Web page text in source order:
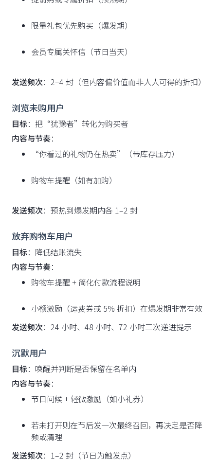
限量礼包优先购买（爆发期）
会员专属关怀信（节日当天）
发送频次：2–4 封（但内容偏价值而非人人可得的折扣）
浏览未购用户
目标：把“犹豫者”转化为购买者
内容与节奏：
“你看过的礼物仍在热卖”（带库存压力）
购物车提醒（如有加购）
发送频次：预热到爆发期内各 1–2 封
放弃购物车用户
目标：降低结账流失
内容与节奏：
购物车提醒 + 简化付款流程说明
小额激励（运费券或 5% 折扣）在爆发期非常有效
发送频次：24 小时、48 小时、72 小时三次递进提示
沉默用户
目标：唤醒并判断是否保留在名单内
内容与节奏：
节日问候 + 轻微激励（如小礼券）
若未打开则在节后发一次最终召回，再决定是否降
频或清理
发送频次：1–2 封（节日为触发点）